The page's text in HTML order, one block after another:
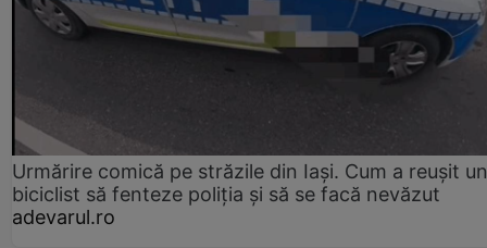
Urmărire comică pe străzile din Iași. Cum a reușit un
biciclist să fenteze poliția și să se facă nevăzut
adevarul.ro